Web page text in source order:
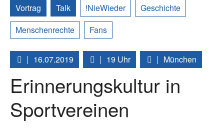
Vortrag Talk !NieWieder
Geschichte
Menschenrechte
Fans
16.07.2019 19 Uhr München
Erinnerungskultur in
Sportvereinen